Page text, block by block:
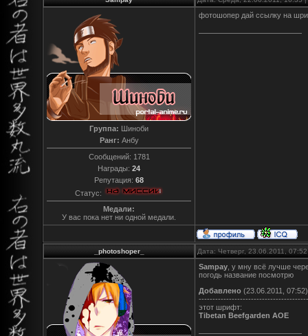
Группа: Шиноби
Ранг: Анбу
Сообщений: 1781
Награды: 24
Репутация: 68
Статус:
Медали:
У вас пока нет ни одной медали.
фотошопер дай ссылку на
_photoshoper_ Дата: Четверг, 23.06.2011,
Sampay , у мну всё лучше
погодь название посмотрю
Добавлено (23.06.2011, 07:52)
этот шрифт:
Tibetan Beefgarden AOE